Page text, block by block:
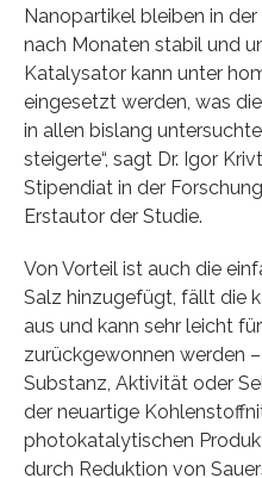
Nanopartikel bleiben in
nach Monaten stabil und
Katalysator kann unter
eingesetzt werden, was
in allen bislang
steigerte“, sagt Dr. Igor
Stipendiat in der
Erstautor der Studie.
Von Vorteil ist auch die
Salz hinzugefügt, fällt die
aus und kann sehr leicht
zurückgewonnen werden
Substanz, Aktivität oder
der neuartige
photokatalytischen
durch Reduktion von